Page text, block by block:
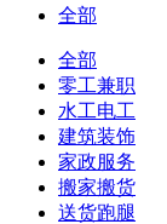
全部
全部
零工兼职
水工电工
建筑装饰
家政服务
搬家搬货
送货跑腿